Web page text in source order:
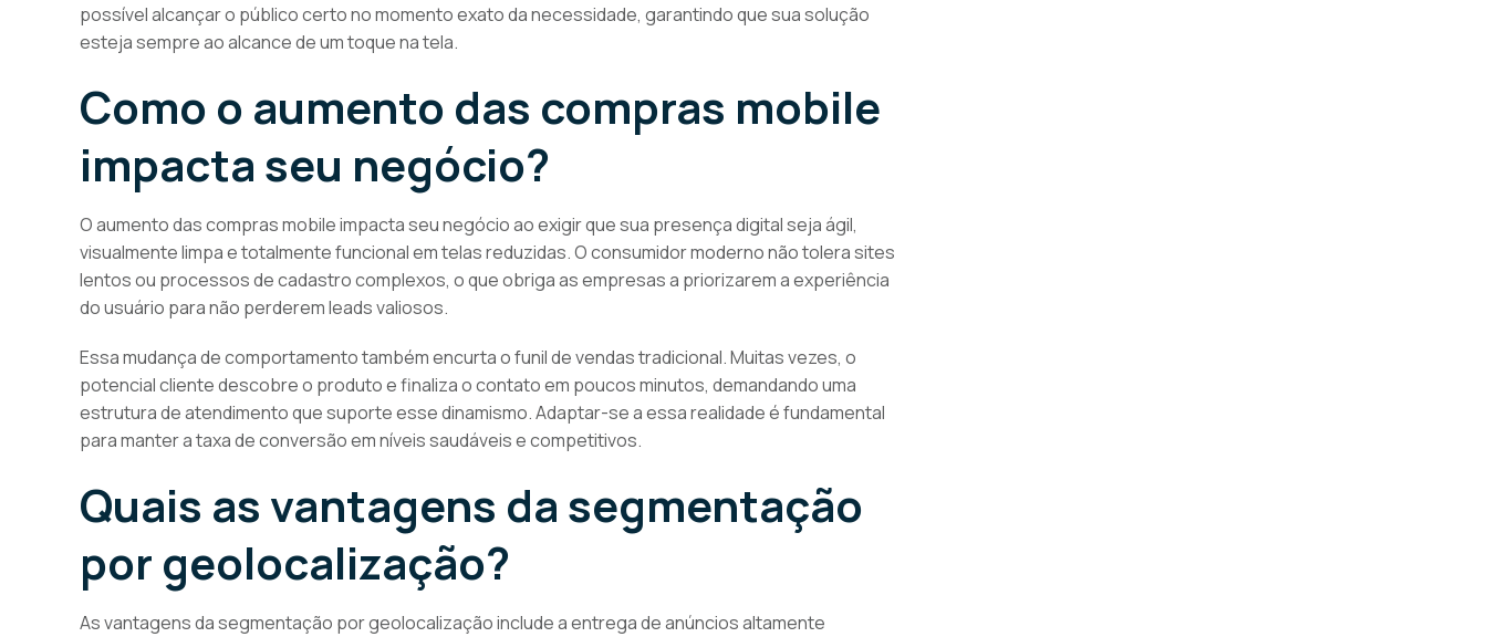
possível alcançar o público certo no momento exato da necessidade, garantindo que sua solução
esteja sempre ao alcance de um toque na tela.
Como o aumento das compras mobile
impacta seu negócio?
O aumento das compras mobile impacta seu negócio ao exigir que sua presença digital seja ágil,
visualmente limpa e totalmente funcional em telas reduzidas. O consumidor moderno não tolera sites
lentos ou processos de cadastro complexos, o que obriga as empresas a priorizarem a experiência
do usuário para não perderem leads valiosos.
Essa mudança de comportamento também encurta o funil de vendas tradicional. Muitas vezes, o
potencial cliente descobre o produto e finaliza o contato em poucos minutos, demandando uma
estrutura de atendimento que suporte esse dinamismo. Adaptar-se a essa realidade é fundamental
para manter a taxa de conversão em níveis saudáveis e competitivos.
Quais as vantagens da segmentação
por geolocalização?
As vantagens da segmentação por geolocalização include a entrega de anúncios altamente